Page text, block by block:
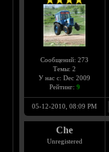
Сообщений: 273
Темы: 2
У нас с: Dec 2009
Рейтинг: 9
05-12-2010, 08:09 PM
Che
Unregistered